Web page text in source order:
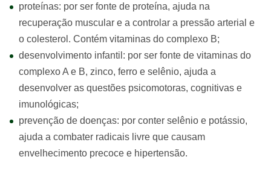
proteínas: por ser fonte de proteína, ajuda na
recuperação muscular e a controlar a pressão arterial e
o colesterol. Contém vitaminas do complexo B;
desenvolvimento infantil: por ser fonte de vitaminas do
complexo A e B, zinco, ferro e selênio, ajuda a
desenvolver as questões psicomotoras, cognitivas e
imunológicas;
prevenção de doenças: por conter selênio e potássio,
ajuda a combater radicais livre que causam
envelhecimento precoce e hipertensão.